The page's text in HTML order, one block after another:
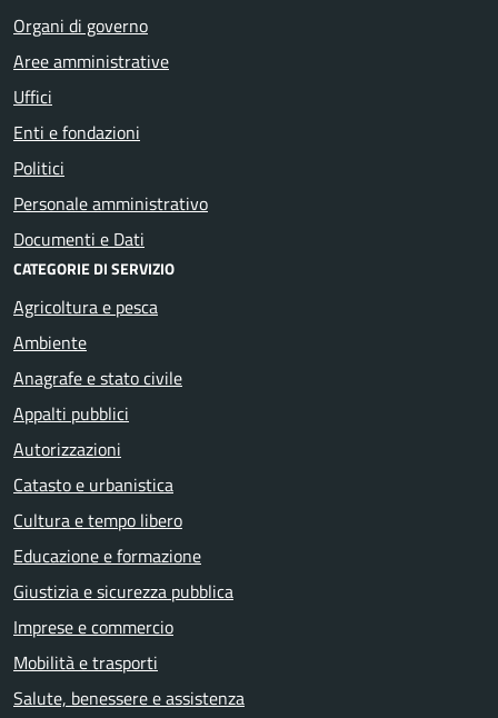
Organi di governo
Aree amministrative
Uffici
Enti e fondazioni
Politici
Personale amministrativo
Documenti e Dati
CATEGORIE DI SERVIZIO
Agricoltura e pesca
Ambiente
Anagrafe e stato civile
Appalti pubblici
Autorizzazioni
Catasto e urbanistica
Cultura e tempo libero
Educazione e formazione
Giustizia e sicurezza pubblica
Imprese e commercio
Mobilità e trasporti
Salute, benessere e assistenza